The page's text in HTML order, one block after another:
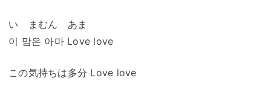
い まむん あま
이 맘은 아마 Love love
この気持ちは多分 Love love